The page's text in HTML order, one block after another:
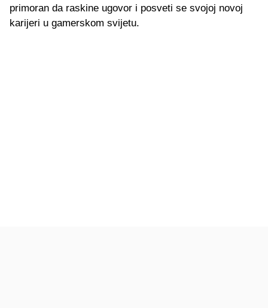
primoran da raskine ugovor i posveti se svojoj novoj
karijeri u gamerskom svijetu.